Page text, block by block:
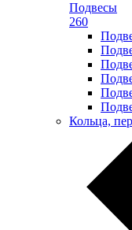
Подвесы
260
Кольца,